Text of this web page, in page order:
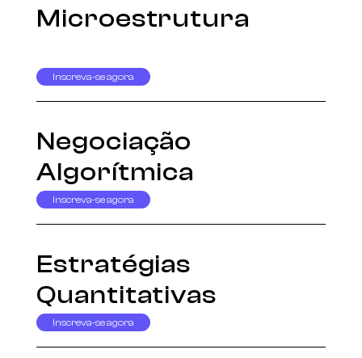
Microestrutura
Inscreva-se agora
Negociação
Algorítmica
Inscreva-se agora
Estratégias
Quantitativas
Inscreva-se agora